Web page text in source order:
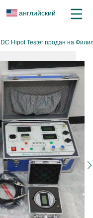
английский
DC Hipot Tester продан на